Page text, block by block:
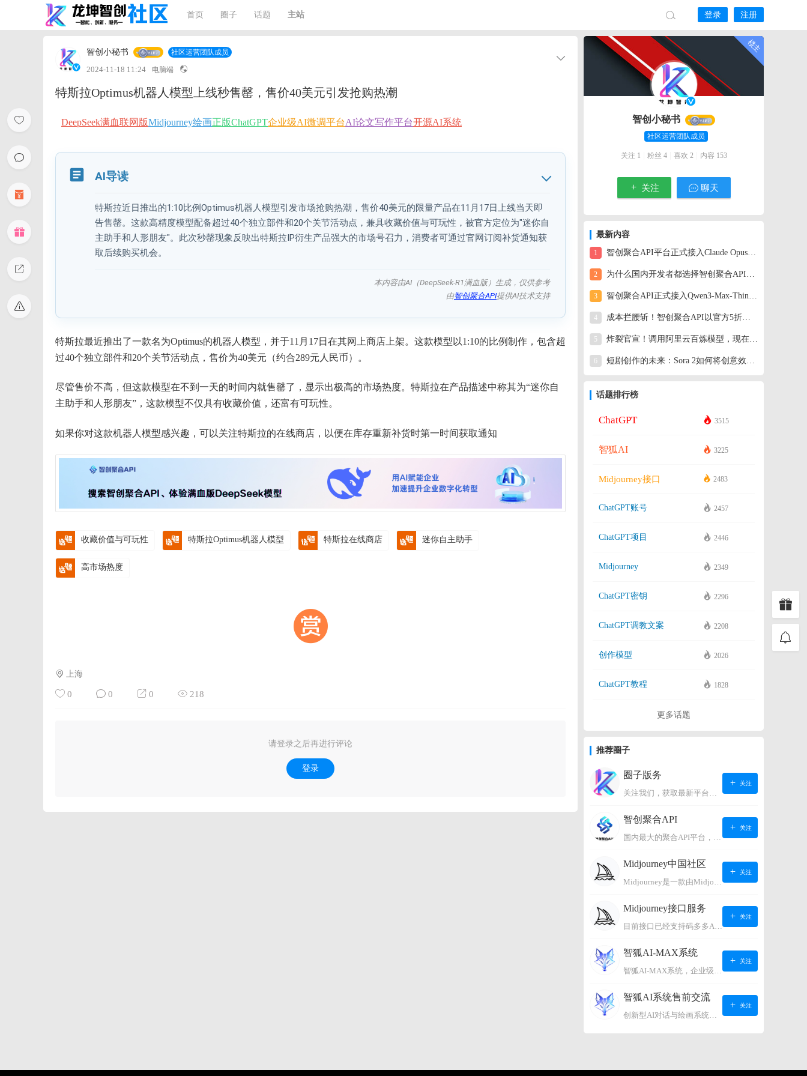
首页 圈子 话题 主站 登录 注册
智创小秘书 社区运营团队成员
2024-11-18 11:24 电脑端
特斯拉Optimus机器人模型上线秒售罄，售价40美元引发抢购热潮
DeepSeek满血联网版Midjourney绘画正版ChatGPT企业级AI微调平台AI论文写作平台开源AI系统
AI导读
特斯拉近日推出的1:10比例Optimus机器人模型引发市场抢购热潮，售价40美元的限量产品在11月17日上线当天即
告售罄。这款高精度模型配备超过40个独立部件和20个关节活动点，兼具收藏价值与可玩性，被官方定位为"迷你自
主助手和人形朋友"。此次秒罄现象反映出特斯拉IP衍生产品强大的市场号召力，消费者可通过官网订阅补货通知获
取后续购买机会。
本内容由AI（DeepSeek-R1满血版）生成，仅供参考
由智创聚合API提供AI技术支持
特斯拉最近推出了一款名为Optimus的机器人模型，并于11月17日在其网上商店上架。这款模型以1:10的比例制作，包含超
过40个独立部件和20个关节活动点，售价为40美元（约合289元人民币）。
尽管售价不高，但这款模型在不到一天的时间内就售罄了，显示出极高的市场热度。特斯拉在产品描述中称其为“迷你自
主助手和人形朋友”，这款模型不仅具有收藏价值，还富有可玩性。
如果你对这款机器人模型感兴趣，可以关注特斯拉的在线商店，以便在库存重新补货时第一时间获取通知
收藏价值与可玩性 特斯拉Optimus机器人模型 特斯拉在线商店 迷你自主助手
高市场热度
上海
0 0 0 218
请登录之后再进行评论
登录
智创小秘书
社区运营团队成员
关注 1 粉丝 4| 喜欢 2| 内容 153
关注 聊天
最新内容
1 智创聚合API平台正式接入Claude Opus 4.6：一美元解锁百万级上下文的智能体
2 为什么国内开发者都选择智创聚合API？一个答案就够了
3 智创聚合API正式接入Qwen3-Max-Thinking
4 成本拦腰斩！智创聚合API以官方5折价格上线Kimi K2.5模型
5 炸裂官宣！调用阿里云百炼模型，现在只需官方半价！
6 短剧创作的未来：Sora 2如何将创意效率提升100倍？
话题排行榜
ChatGPT 3515
智狐AI 3225
Midjourney接口 2483
ChatGPT账号 2457
ChatGPT项目 2446
Midjourney 2349
ChatGPT密钥 2296
ChatGPT调教文案 2208
创作模型 2026
ChatGPT教程 1828
更多话题
推荐圈子
圈子版务
关注我们，获取最新平台动态。
关注
智创聚合API
国内最大的聚合API平台，支持OpenAI、阿里、智谱、360、讯飞、百度等国内外大语言模型。https://s.lconai.com/
关注
Midjourney中国社区
Midjourney是一款由Midjourney有限公司开发的数字艺术工具软件，具有生成虚拟世界的强大能力，可根据用户输入的文字或语音在虚拟世界中生成对应场景，使用户能够探索和创造自己的数字艺术作品。
关注
Midjourney接口服务
目前接口已经支持码多多AI系统、小狐狸AI系统，如需其它接口请联系微信客服：lonconst
关注
智狐AI-MAX系统
智狐AI-MAX系统，企业级AI知识库，可以进行AI对话、AI应用，拥有强大的第三方对接能力。适用企业智能客服、企业智能文档、专家顾问助理等多种企业级商业场景，具有较大的商业使用价值。 如需购买请联系客服微信：lonconst
关注
智狐AI系统售前交流
创新型AI对话与绘画系统（非官方） 如需购买请联系微信客服：lonconst
关注